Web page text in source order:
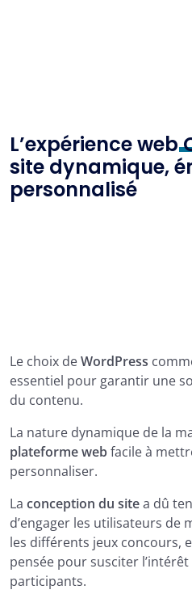
L’expérience web
site dynamique,
personnalisé
Le choix deWordPress
essentiel pour garantir une
du contenu.
La nature dynamique de la
plateforme webfacile à
personnaliser.
La conception du sitea dû
d’engager les utilisateurs de
les différents jeux concours,
pensée pour susciter
participants.